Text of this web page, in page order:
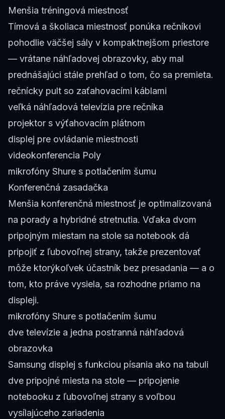
Menšia tréningová miestnosť
Tímová a školiaca miestnosť ponúka rečníkovi
pohodlie väčšej sály v kompaktnejšom priestore
— vrátane náhľadovej obrazovky, aby mal
prednášajúci stále prehľad o tom, čo sa premieta.
rečnícky pult so zaťahovacími káblami
veľká náhľadová televízia pre rečníka
projektor s výťahovacím plátnom
displej pre ovládanie miestnosti
videokonferencia Poly
mikrofóny Shure s potlačením šumu
Konferenčná zasadačka
Menšia konferenčná miestnosť je optimalizovaná
na porady a hybridné stretnutia. Vďaka dvom
pripojným miestam na stole sa notebook dá
pripojiť z ľubovoľnej strany, takže prezentovať
môže ktorýkoľvek účastník bez presadania — a o
tom, kto práve vysiela, sa rozhodne priamo na
displeji.
mikrofóny Shure s potlačením šumu
dve televízie a jedna postranná náhľadová
obrazovka
Samsung displej s funkciou písania ako na tabuli
dve pripojné miesta na stole — pripojenie
notebooku z ľubovoľnej strany s voľbou
vysílajúceho zariadenia